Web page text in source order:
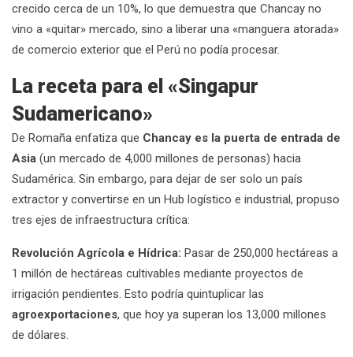
crecido cerca de un 10%, lo que demuestra que Chancay no
vino a «quitar» mercado, sino a liberar una «manguera atorada»
de comercio exterior que el Perú no podía procesar.
La receta para el «Singapur
Sudamericano»
De Romaña enfatiza que Chancay es la puerta de entrada de
Asia (un mercado de 4,000 millones de personas) hacia
Sudamérica. Sin embargo, para dejar de ser solo un país
extractor y convertirse en un Hub logístico e industrial, propuso
tres ejes de infraestructura crítica:
Revolución Agrícola e Hídrica: Pasar de 250,000 hectáreas a
1 millón de hectáreas cultivables mediante proyectos de
irrigación pendientes. Esto podría quintuplicar las
agroexportaciones, que hoy ya superan los 13,000 millones
de dólares.